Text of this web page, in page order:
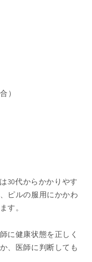
）
30代からかかりやす
ピルの服用にかかわ
す。
に健康状態を正しく
、医師に判断しても